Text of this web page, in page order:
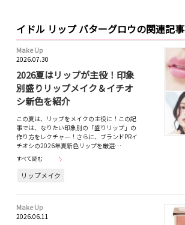
イドル リップ バターグロウの関連記事
Make Up
2026.07.30
2026夏はリップが主役！印象
別盛りリップメイク＆イチオ
シ新色を紹介
この夏は、リップをメイクの主役に！この記
事では、なりたい印象別の「盛りリップ」の
作り方をレクチャー！さらに、ブランドPRイ
チオシの2026年夏新色リップを厳選…
すべて読む
リップメイク
Make Up
2026.06.11